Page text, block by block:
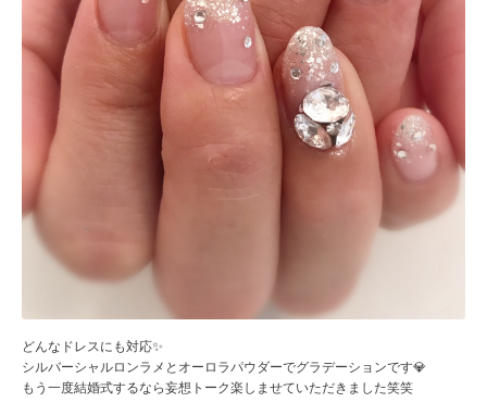
どんなドレスにも対応✨
シルバーシャルロンラメとオーロラパウダーでグラデーションです💎
もう一度結婚式するなら妄想トーク楽しませていただきました笑笑